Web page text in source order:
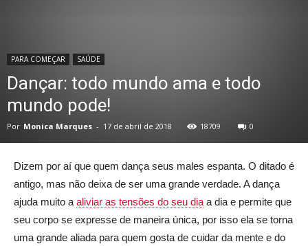
PARA COMEÇAR SAÚDE
Dançar: todo mundo ama e todo
mundo pode!
Por Monica Marques - 17 de abril de 2018 18709 0
Dizem por aí que quem dança seus males espanta. O ditado é
antigo, mas não deixa de ser uma grande verdade. A dança
ajuda muito a aliviar as tensões do seu dia a dia e permite que
seu corpo se expresse de maneira única, por isso ela se torna
uma grande aliada para quem gosta de cuidar da mente e do